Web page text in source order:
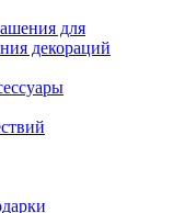
для
декораций